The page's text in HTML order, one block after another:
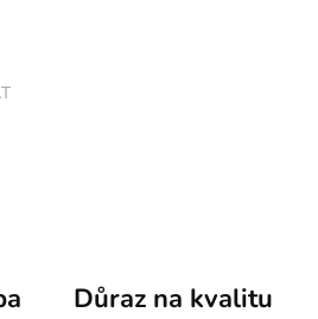
Důraz na kvalitu